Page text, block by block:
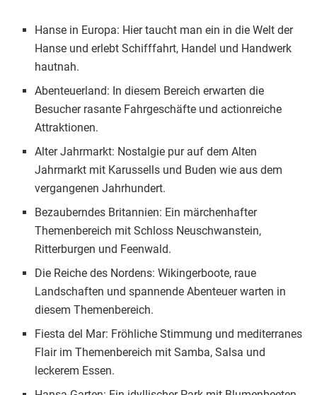
Hanse in Europa: Hier taucht man ein in die Welt der
Hanse und erlebt Schifffahrt, Handel und Handwerk
hautnah.
Abenteuerland: In diesem Bereich erwarten die
Besucher rasante Fahrgeschäfte und actionreiche
Attraktionen.
Alter Jahrmarkt: Nostalgie pur auf dem Alten
Jahrmarkt mit Karussells und Buden wie aus dem
vergangenen Jahrhundert.
Bezauberndes Britannien: Ein märchenhafter
Themenbereich mit Schloss Neuschwanstein,
Ritterburgen und Feenwald.
Die Reiche des Nordens: Wikingerboote, raue
Landschaften und spannende Abenteuer warten in
diesem Themenbereich.
Fiesta del Mar: Fröhliche Stimmung und mediterranes
Flair im Themenbereich mit Samba, Salsa und
leckerem Essen.